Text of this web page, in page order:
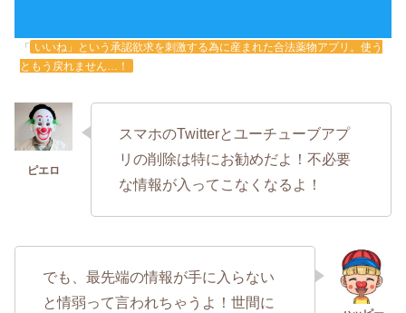
「 いいね」という承認欲求を刺激する為に産まれた合法薬物アプリ。使う
ともう戻れません…！
スマホのTwitterとユーチューブアプ
リの削除は特にお勧めだよ！不必要
な情報が入ってこなくなるよ！
でも、最先端の情報が手に入らない
と情弱って言われちゃうよ！世間に